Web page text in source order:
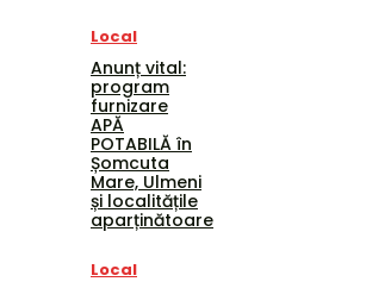
Local
Anunț vital:
program
furnizare
APĂ
POTABILĂ în
Șomcuta
Mare, Ulmeni
și localitățile
aparținătoare
Local